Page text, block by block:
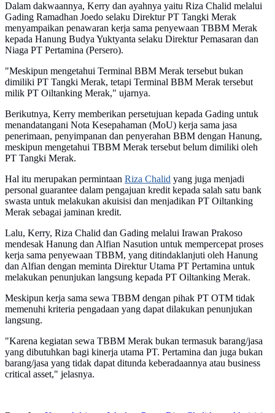
Dalam dakwaannya, Kerry dan ayahnya yaitu Riza Chalid melalui
Gading Ramadhan Joedo selaku Direktur PT Tangki Merak
menyampaikan penawaran kerja sama penyewaan TBBM Merak
kepada Hanung Budya Yuktyanta selaku Direktur Pemasaran dan
Niaga PT Pertamina (Persero).
"Meskipun mengetahui Terminal BBM Merak tersebut bukan
dimiliki PT Tangki Merak, tetapi Terminal BBM Merak tersebut
milik PT Oiltanking Merak," ujarnya.
Berikutnya, Kerry memberikan persetujuan kepada Gading untuk
menandatangani Nota Kesepahaman (MoU) kerja sama jasa
penerimaan, penyimpanan dan penyerahan BBM dengan Hanung,
meskipun mengetahui TBBM Merak tersebut belum dimiliki oleh
PT Tangki Merak.
Hal itu merupakan permintaan Riza Chalid yang juga menjadi
personal guarantee dalam pengajuan kredit kepada salah satu bank
swasta untuk melakukan akuisisi dan menjadikan PT Oiltanking
Merak sebagai jaminan kredit.
Lalu, Kerry, Riza Chalid dan Gading melalui Irawan Prakoso
mendesak Hanung dan Alfian Nasution untuk mempercepat proses
kerja sama penyewaan TBBM, yang ditindaklanjuti oleh Hanung
dan Alfian dengan meminta Direktur Utama PT Pertamina untuk
melakukan penunjukan langsung kepada PT Oiltanking Merak.
Meskipun kerja sama sewa TBBM dengan pihak PT OTM tidak
memenuhi kriteria pengadaan yang dapat dilakukan penunjukan
langsung.
"Karena kegiatan sewa TBBM Merak bukan termasuk barang/jasa
yang dibutuhkan bagi kinerja utama PT. Pertamina dan juga bukan
barang/jasa yang tidak dapat ditunda keberadaannya atau business
critical asset," jelasnya.